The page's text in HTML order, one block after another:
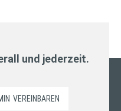
und jederzeit.
VEREINBAREN